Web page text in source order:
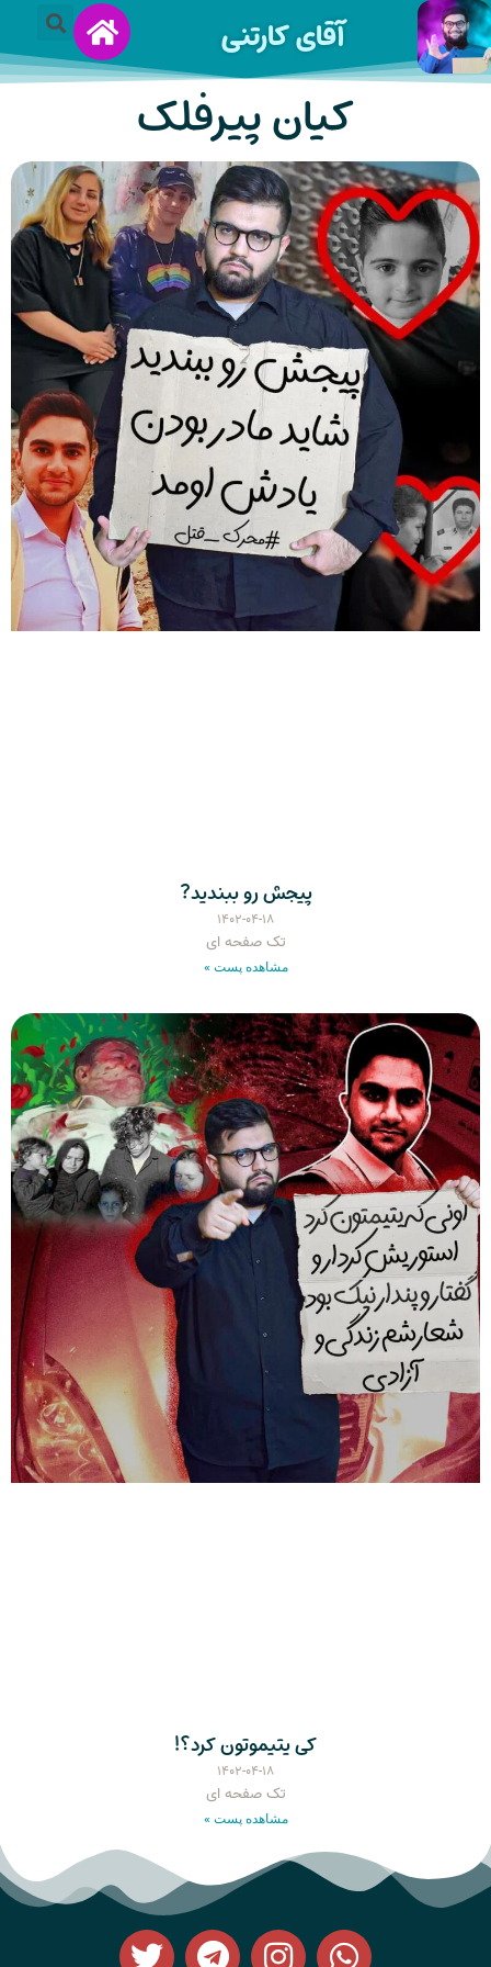
آقای کارتنی
کیان پیرفلک
پیجش رو ببندید?
۱۴۰۲-۰۴-۱۸
تک صفحه ای
مشاهده پست »
کی یتیموتون کرد؟!
۱۴۰۲-۰۴-۱۸
تک صفحه ای
مشاهده پست »